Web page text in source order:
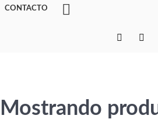
CONTACTO
Mostrando